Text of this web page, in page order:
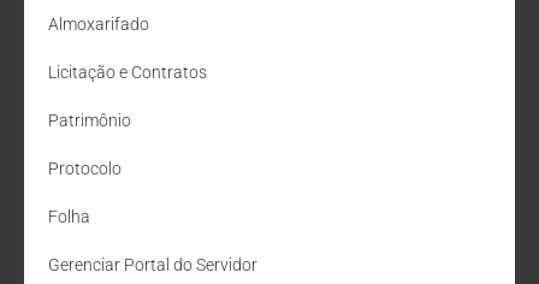
Almoxarifado
Licitação e Contratos
Patrimônio
Protocolo
Folha
Gerenciar Portal do Servidor